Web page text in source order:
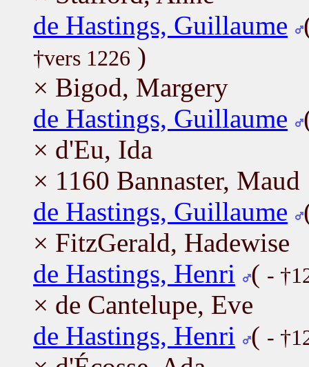
de Hastings, Guillaume
†vers 1226 )
× Bigod, Margery
de Hastings, Guillaume
× d'Eu, Ida
× 1160 Bannaster, Maud
de Hastings, Guillaume
× FitzGerald, Hadewise
de Hastings, Henri
( -
× de Cantelupe, Eve
de Hastings, Henri
( -